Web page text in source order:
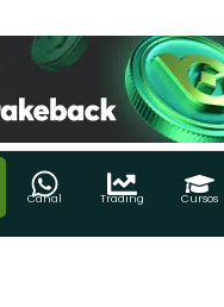
Canal Trading Cursos